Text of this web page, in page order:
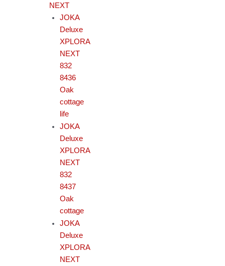
NEXT
JOKA
Deluxe
XPLORA
NEXT
832
8436
Oak
cottage
life
JOKA
Deluxe
XPLORA
NEXT
832
8437
Oak
cottage
JOKA
Deluxe
XPLORA
NEXT